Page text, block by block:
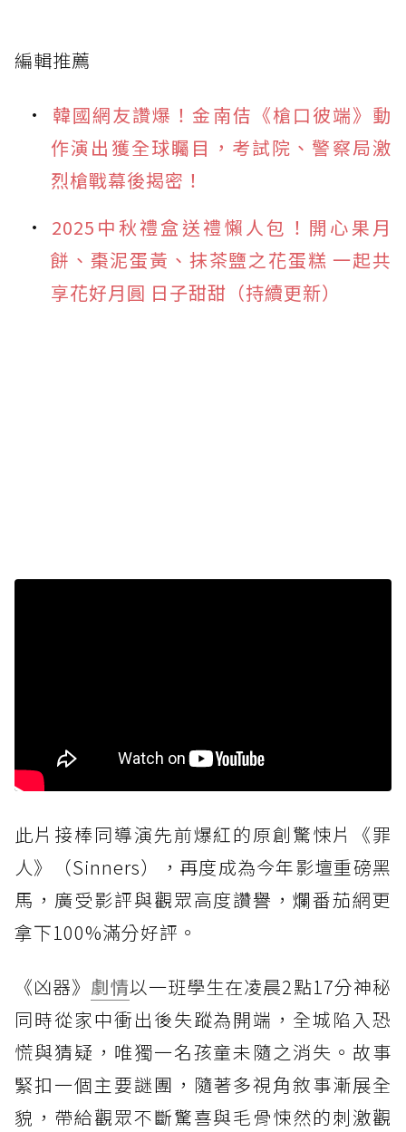
編輯推薦
韓國網友讚爆！金南佶《槍口彼端》動
作演出獲全球矚目，考試院、警察局激
烈槍戰幕後揭密！
2025中秋禮盒送禮懶人包！開心果月
餅、棗泥蛋黃、抹茶鹽之花蛋糕 一起共
享花好月圓 日子甜甜（持續更新）
此片接棒同導演先前爆紅的原創驚悚片《罪
人》（Sinners），再度成為今年影壇重磅黑
馬，廣受影評與觀眾高度讚譽，爛番茄網更
拿下100%滿分好評。
《凶器》 劇情以一班學生在凌晨2點17分神秘
同時從家中衝出後失蹤為開端，全城陷入恐
慌與猜疑，唯獨一名孩童未隨之消失。故事
緊扣一個主要謎團，隨著多視角敘事漸展全
貌，帶給觀眾不斷驚喜與毛骨悚然的刺激觀